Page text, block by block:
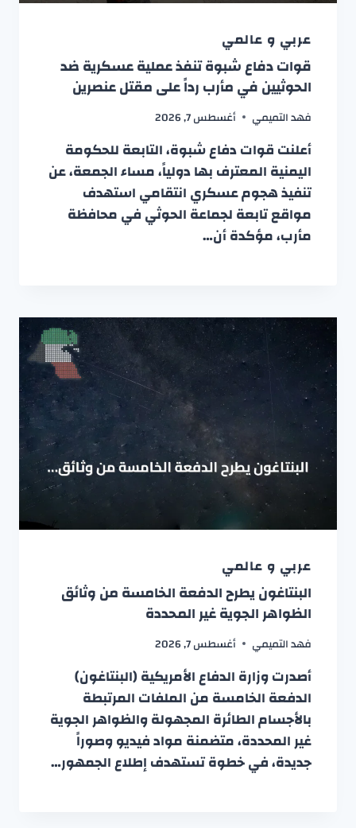
عربي و عالمي
قوات دفاع شبوة تنفذ عملية عسكرية ضد
الحوثيين في مأرب رداً على مقتل عنصرين
فهد التميمي أغسطس 7, 2026
أعلنت قوات دفاع شبوة، التابعة للحكومة
اليمنية المعترف بها دولياً، مساء الجمعة، عن
تنفيذ هجوم عسكري انتقامي استهدف
مواقع تابعة لجماعة الحوثي في محافظة
مأرب، مؤكدة أن…
عربي و عالمي
البنتاغون يطرح الدفعة الخامسة من وثائق
الظواهر الجوية غير المحددة
فهد التميمي أغسطس 7, 2026
أصدرت وزارة الدفاع الأمريكية (البنتاغون)
الدفعة الخامسة من الملفات المرتبطة
بالأجسام الطائرة المجهولة والظواهر الجوية
غير المحددة، متضمنة مواد فيديو وصوراً
جديدة، في خطوة تستهدف إطلاع الجمهور…